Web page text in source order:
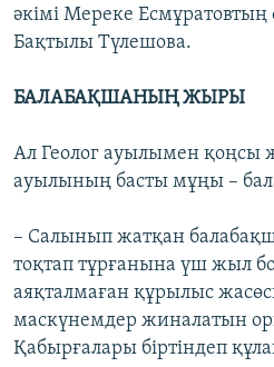
әкімі Мереке Есмұратовтың
Бақтылы Түлешова.
БАЛАБАҚШАНЫҢ ЖЫРЫ
Ал Геолог ауылымен қоңсы
ауылының басты мұңы –
– Салынып жатқан
тоқтап тұрғанына үш жыл
аяқталмаған құрылыс
маскүнемдер жиналатын
Қабырғалары біртіндеп